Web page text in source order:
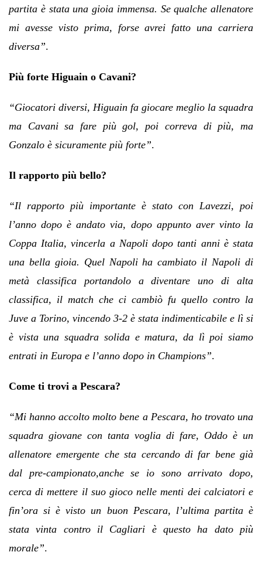
partita è stata una gioia immensa. Se qualche allenatore
mi avesse visto prima, forse avrei fatto una carriera
diversa”.
Più forte Higuain o Cavani?
“Giocatori diversi, Higuain fa giocare meglio la squadra
ma Cavani sa fare più gol, poi correva di più, ma
Gonzalo è sicuramente più forte”.
Il rapporto più bello?
“Il rapporto più importante è stato con Lavezzi, poi
l’anno dopo è andato via, dopo appunto aver vinto la
Coppa Italia, vincerla a Napoli dopo tanti anni è stata
una bella gioia. Quel Napoli ha cambiato il Napoli di
metà classifica portandolo a diventare uno di alta
classifica, il match che ci cambiò fu quello contro la
Juve a Torino, vincendo 3-2 è stata indimenticabile e lì si
è vista una squadra solida e matura, da lì poi siamo
entrati in Europa e l’anno dopo in Champions”.
Come ti trovi a Pescara?
“Mi hanno accolto molto bene a Pescara, ho trovato una
squadra giovane con tanta voglia di fare, Oddo è un
allenatore emergente che sta cercando di far bene già
dal pre-campionato,anche se io sono arrivato dopo,
cerca di mettere il suo gioco nelle menti dei calciatori e
fin’ora si è visto un buon Pescara, l’ultima partita è
stata vinta contro il Cagliari è questo ha dato più
morale”.